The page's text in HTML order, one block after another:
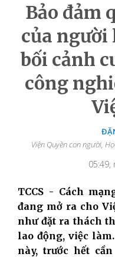
Bảo đảm
của
bối cảnh
công
Viện Quyền con người,
05:49,
TCCS - Cách
đang mở ra cho
như đặt ra thách
lao động, việc
này, trước hết